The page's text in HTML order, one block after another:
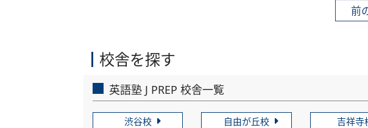
校舎を探す
英語塾 J PREP 校舎一覧
渋谷校 自由が丘校 吉祥寺